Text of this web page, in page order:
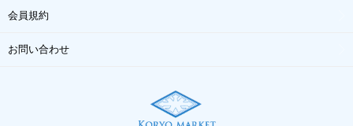
会員規約
お問い合わせ